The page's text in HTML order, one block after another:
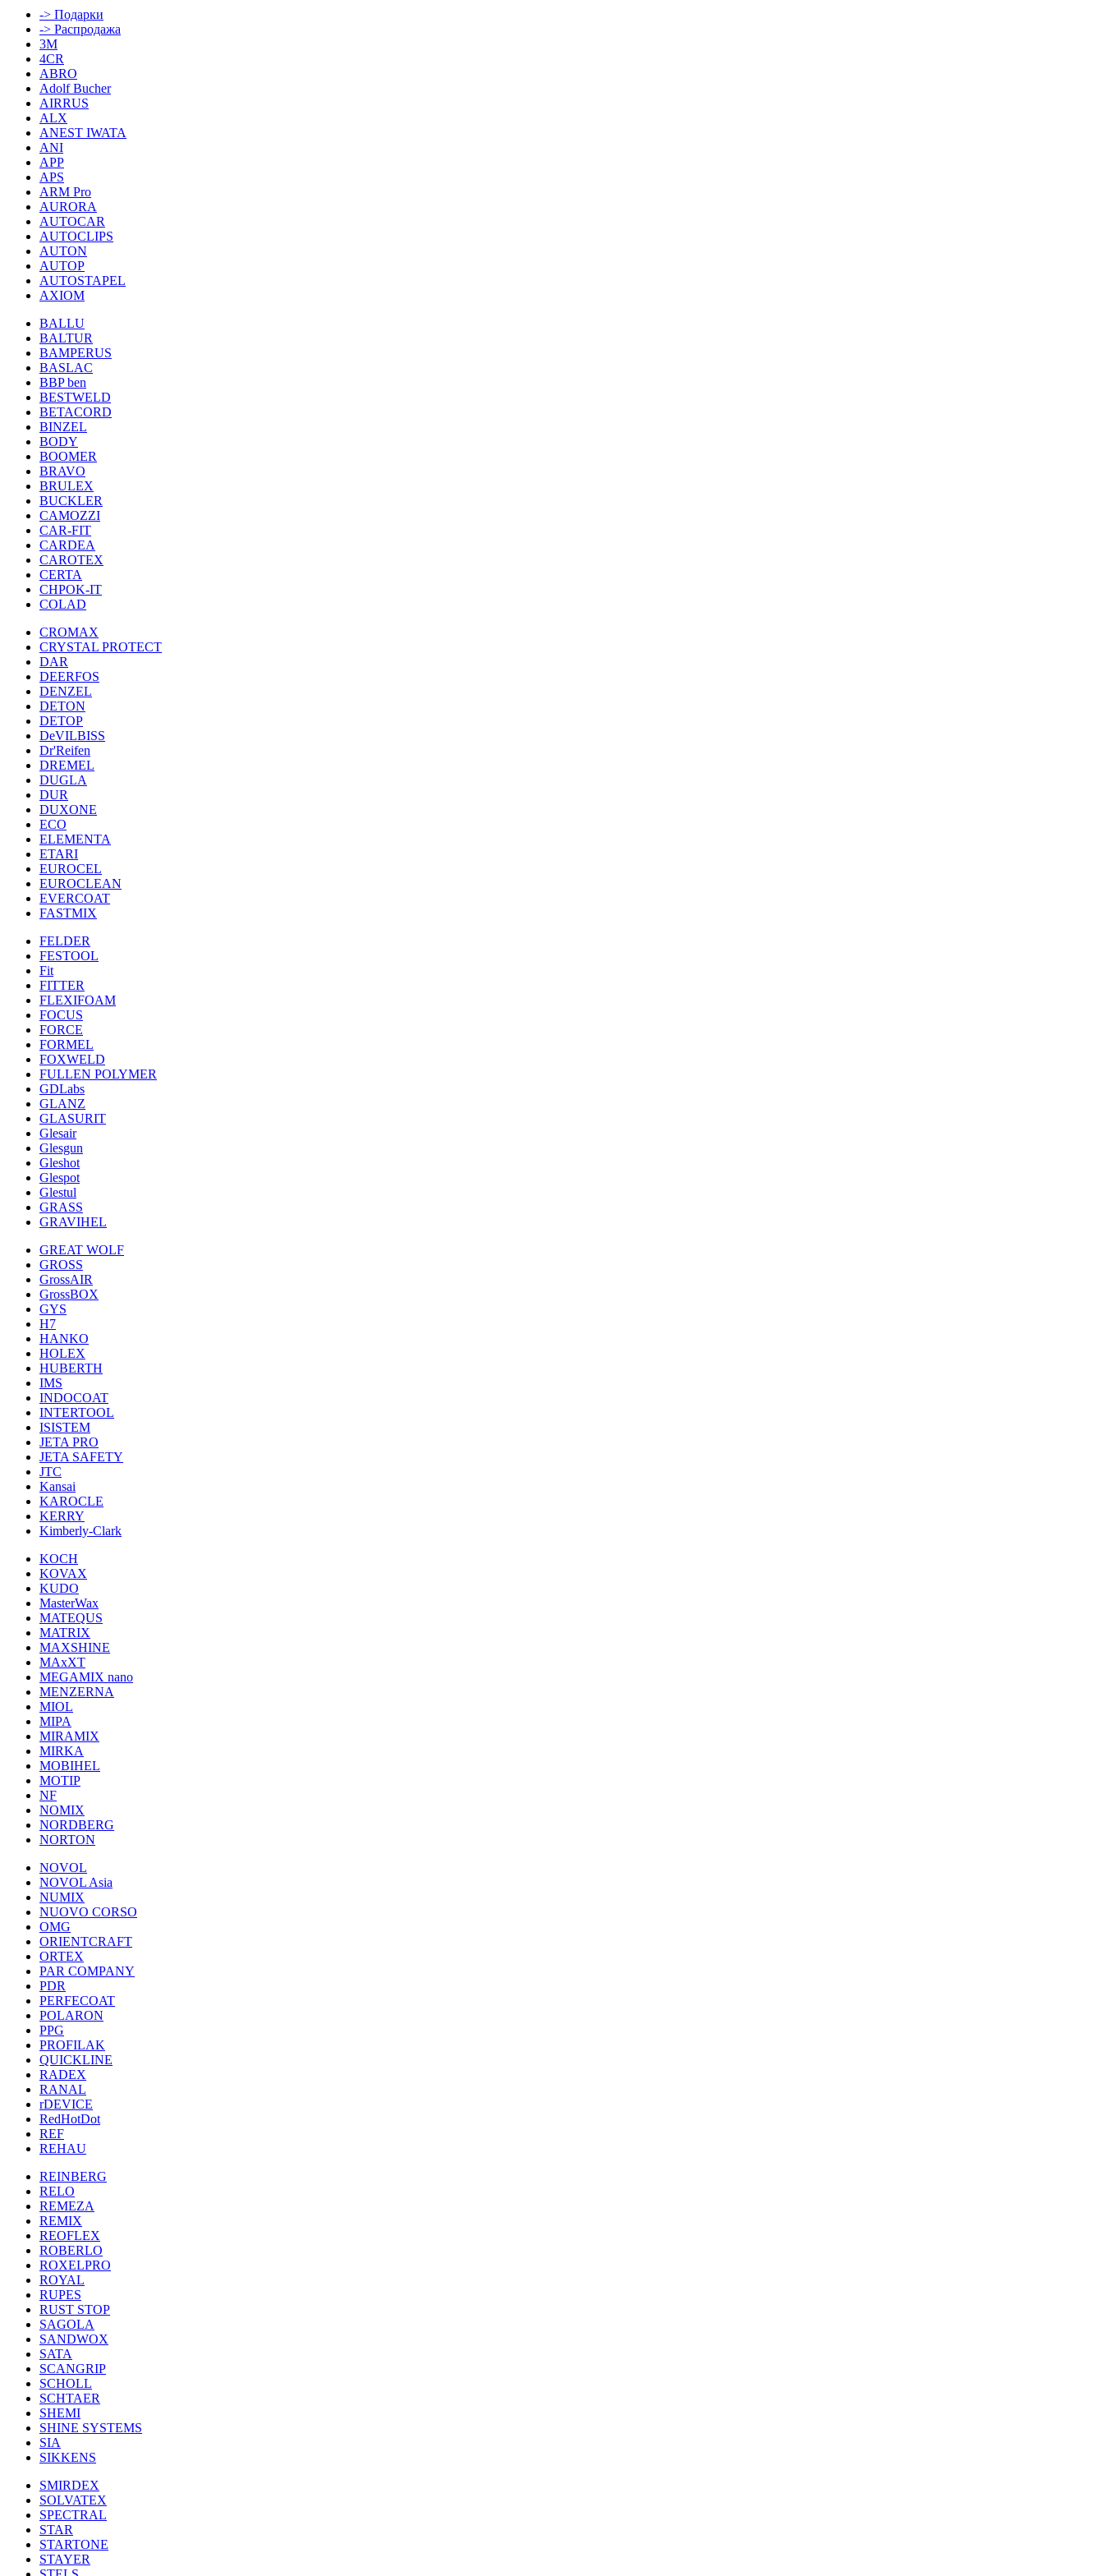
-> Подарки
-> Распродажа
3M
4CR
ABRO
Adolf Bucher
AIRRUS
ALX
ANEST IWATA
ANI
APP
APS
ARM Pro
AURORA
AUTOCAR
AUTOCLIPS
AUTON
AUTOP
AUTOSTAPEL
AXIOM
BALLU
BALTUR
BAMPERUS
BASLAC
BBP ben
BESTWELD
BETACORD
BINZEL
BODY
BOOMER
BRAVO
BRULEX
BUCKLER
CAMOZZI
CAR-FIT
CARDEA
CAROTEX
CERTA
CHPOK-IT
COLAD
CROMAX
CRYSTAL PROTECT
DAR
DEERFOS
DENZEL
DETON
DETOP
DeVILBISS
Dr'Reifen
DREMEL
DUGLA
DUR
DUXONE
ECO
ELEMENTA
ETARI
EUROCEL
EUROCLEAN
EVERCOAT
FASTMIX
FELDER
FESTOOL
Fit
FITTER
FLEXIFOAM
FOCUS
FORCE
FORMEL
FOXWELD
FULLEN POLYMER
GDLabs
GLANZ
GLASURIT
Glesair
Glesgun
Gleshot
Glespot
Glestul
GRASS
GRAVIHEL
GREAT WOLF
GROSS
GrossAIR
GrossBOX
GYS
H7
HANKO
HOLEX
HUBERTH
IMS
INDOCOAT
INTERTOOL
ISISTEM
JETA PRO
JETA SAFETY
JTC
Kansai
KAROCLE
KERRY
Kimberly-Clark
KOCH
KOVAX
KUDO
MasterWax
MATEQUS
MATRIX
MAXSHINE
MAxXT
MEGAMIX nano
MENZERNA
MIOL
MIPA
MIRAMIX
MIRKA
MOBIHEL
MOTIP
NF
NOMIX
NORDBERG
NORTON
NOVOL
NOVOL Asia
NUMIX
NUOVO CORSO
OMG
ORIENTCRAFT
ORTEX
PAR COMPANY
PDR
PERFECOAT
POLARON
PPG
PROFILAK
QUICKLINE
RADEX
RANAL
rDEVICE
RedHotDot
REF
REHAU
REINBERG
RELO
REMEZA
REMIX
REOFLEX
ROBERLO
ROXELPRO
ROYAL
RUPES
RUST STOP
SAGOLA
SANDWOX
SATA
SCANGRIP
SCHOLL
SCHTAER
SHEMI
SHINE SYSTEMS
SIA
SIKKENS
SMIRDEX
SOLVATEX
SPECTRAL
STAR
STARTONE
STAYER